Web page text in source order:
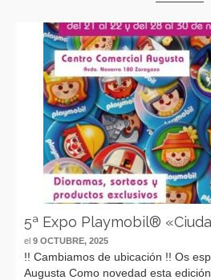
5ª Expo Playmobil®
el 9 OCTUBRE, 2025
!! Cambiamos de ubicación !! Os
Augusta Como novedad esta edición